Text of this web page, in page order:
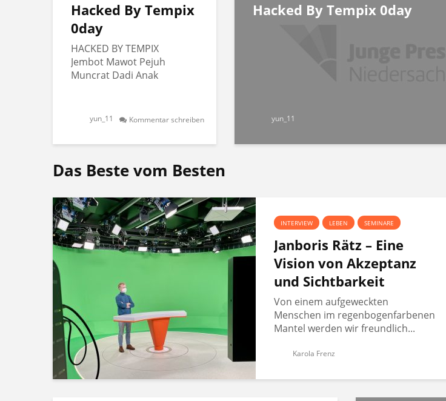
Hacked By Tempix
0day
HACKED BY TEMPIX
Jembot Mawot Pejuh
Muncrat Dadi Anak
yun_11 Kommentar schreiben
Hacked By Tempix 0day
yun_11
Das Beste vom Besten
INTERVIEW LEBEN SEMINARE
Janboris Rätz – Eine
Vision von Akzeptanz
und Sichtbarkeit
Von einem aufgeweckten
Menschen im regenbogenfarbenen
Mantel werden wir freundlich...
Karola Frenz